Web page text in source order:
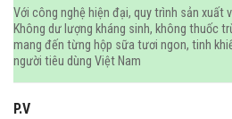
Với công nghệ hiện đại, quy trình sản
Không dư lượng kháng sinh, không thuốc
mang đến từng hộp sữa tươi ngon, tinh
người tiêu dùng Việt Nam
P.V